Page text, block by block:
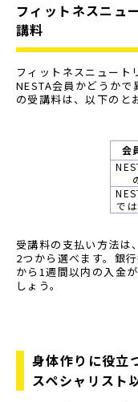
フィットネスニュ
講料
フィットネスニュート
NESTA会員かどうか
の受講料は、以下のと
会
で
受講料の支払い方法は
2つから選べます。銀
から1週間以内の入金
しょう。
身体作りに役立
スペシャリスト